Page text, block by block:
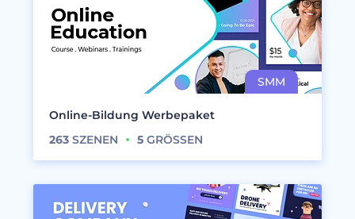
Online-Bildung Werbepaket
263 SZENEN 5 GRÖSSEN